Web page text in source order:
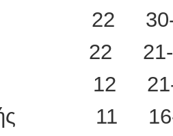
22 30-
22 21-
12 21-
11